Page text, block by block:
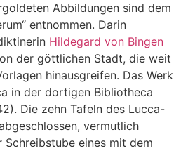
Abbildungen sind dem
entnommen. Darin
Hildegard von Bingen
der göttlichen Stadt, die weit
hinausgreifen. Das Werk
in der dortigen Bibliotheca
Die zehn Tafeln des Lucca-
vermutlich
Schreibstube eines mit dem